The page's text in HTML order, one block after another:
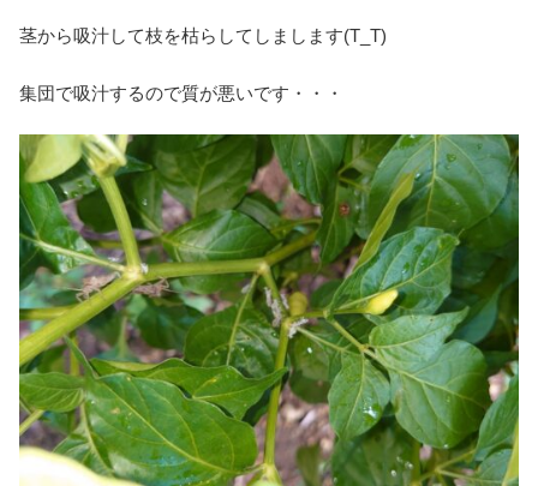
茎から吸汁して枝を枯らしてしまします(T_T)
集団で吸汁するので質が悪いです・・・